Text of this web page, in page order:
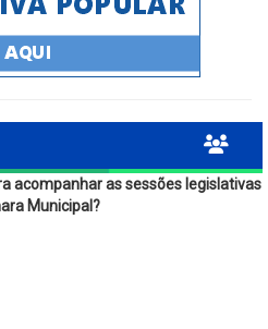
acompanhar as sessões legislativas
Municipal?